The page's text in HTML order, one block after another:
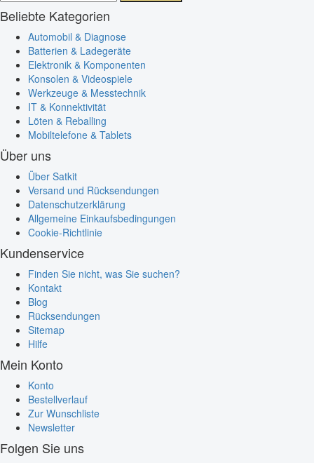
Beliebte Kategorien
Automobil & Diagnose
Batterien & Ladegeräte
Elektronik & Komponenten
Konsolen & Videospiele
Werkzeuge & Messtechnik
IT & Konnektivität
Löten & Reballing
Mobiltelefone & Tablets
Über uns
Über Satkit
Versand und Rücksendungen
Datenschutzerklärung
Allgemeine Einkaufsbedingungen
Cookie-Richtlinie
Kundenservice
Finden Sie nicht, was Sie suchen?
Kontakt
Blog
Rücksendungen
Sitemap
Hilfe
Mein Konto
Konto
Bestellverlauf
Zur Wunschliste
Newsletter
Folgen Sie uns